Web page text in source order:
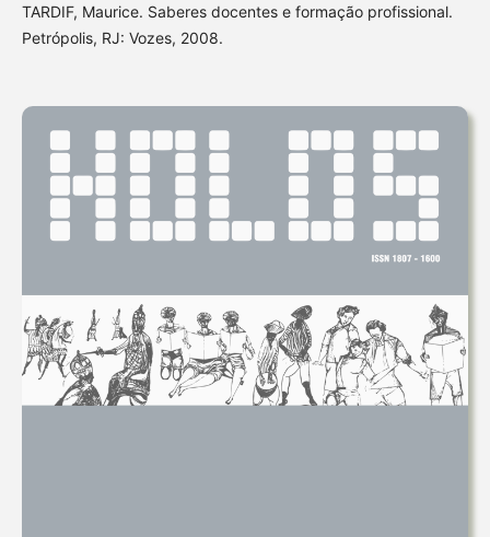
TARDIF, Maurice. Saberes docentes e formação profissional.
Petrópolis, RJ: Vozes, 2008.